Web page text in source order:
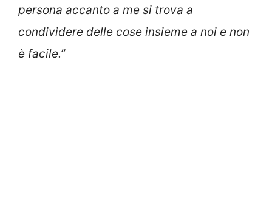
persona accanto a me si trova a
condividere delle cose insieme a noi e non
è facile.”